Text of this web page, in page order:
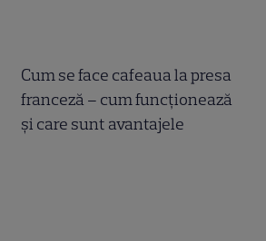
Cum se face cafeaua la presa
franceză – cum funcționează
și care sunt avantajele